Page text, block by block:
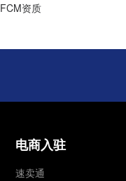
FCM资质
电商入驻
速卖通